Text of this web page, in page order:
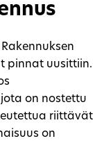
pinnat uusittiin.
on nostettu
riittävät
on